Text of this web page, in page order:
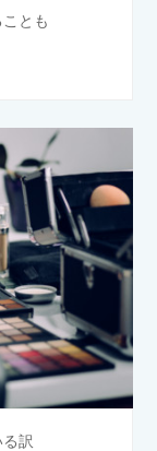
とも
訳